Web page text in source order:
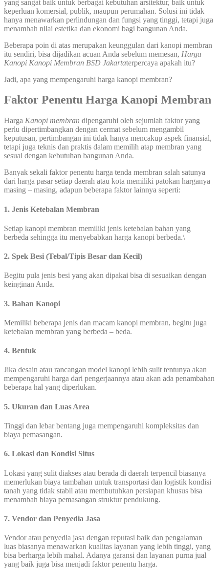
yang sangat baik untuk berbagai kebutuhan arsitektur, baik untuk
keperluan komersial, publik, maupun perumahan. Solusi ini tidak
hanya menawarkan perlindungan dan fungsi yang tinggi, tetapi juga
menambah nilai estetika dan ekonomi bagi bangunan Anda.
Beberapa poin di atas merupakan keunggulan dari kanopi membran
itu sendiri, bisa dijadikan acuan Anda sebelum memesan, Harga
Kanopi Kanopi Membran BSD Jakartaterpercaya apakah itu?
Jadi, apa yang mempengaruhi harga kanopi membran?
Faktor Penentu Harga Kanopi Membran
Harga Kanopi membran dipengaruhi oleh sejumlah faktor yang
perlu dipertimbangkan dengan cermat sebelum mengambil
keputusan, pertimbangan ini tidak hanya mencakup aspek finansial,
tetapi juga teknis dan praktis dalam memilih atap membran yang
sesuai dengan kebutuhan bangunan Anda.
Banyak sekali faktor penentu harga tenda membran salah satunya
dari harga pasar setiap daerah atau kota memiliki patokan harganya
masing – masing, adapun beberapa faktor lainnya seperti:
1. Jenis Ketebalan Membran
Setiap kanopi membran memiliki jenis ketebalan bahan yang
berbeda sehingga itu menyebabkan harga kanopi berbeda.\
2. Spek Besi (Tebal/Tipis Besar dan Kecil)
Begitu pula jenis besi yang akan dipakai bisa di sesuaikan dengan
keinginan Anda.
3. Bahan Kanopi
Memiliki beberapa jenis dan macam kanopi membran, begitu juga
ketebalan membran yang berbeda – beda.
4. Bentuk
Jika desain atau rancangan model kanopi lebih sulit tentunya akan
mempengaruhi harga dari pengerjaannya atau akan ada penambahan
beberapa hal yang diperlukan.
5. Ukuran dan Luas Area
Tinggi dan lebar bentang juga mempengaruhi kompleksitas dan
biaya pemasangan.
6. Lokasi dan Kondisi Situs
Lokasi yang sulit diakses atau berada di daerah terpencil biasanya
memerlukan biaya tambahan untuk transportasi dan logistik kondisi
tanah yang tidak stabil atau membutuhkan persiapan khusus bisa
menambah biaya pemasangan struktur pendukung.
7. Vendor dan Penyedia Jasa
Vendor atau penyedia jasa dengan reputasi baik dan pengalaman
luas biasanya menawarkan kualitas layanan yang lebih tinggi, yang
bisa berharga lebih mahal. Adanya garansi dan layanan purna jual
yang baik juga bisa menjadi faktor penentu harga.